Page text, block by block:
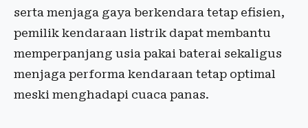
serta menjaga gaya berkendara tetap efisien,
pemilik kendaraan listrik dapat membantu
memperpanjang usia pakai baterai sekaligus
menjaga performa kendaraan tetap optimal
meski menghadapi cuaca panas.